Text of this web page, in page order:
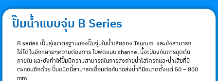
ปั๊มน้ำแบบจุ่ม B Series
B series เป็นรุ่นมาตรฐานของปั๊มจุ่มในน้ำเสียของ Tsurumi และยังสามารถ
ใช้ได้ในอีกหลายๆความต้องการ ใบพัดแบบ channel นี้จะป้องกันการอุดตัน
ภายใน และยังทำให้ปั๊มมีความสามารถในการส่งถ่ายน้ำโสโครกและน้ำเสียที่มี
ตะกอนอีกด้วย ปั้มชนิดนี้สามารถเชื่อมต่อกับท่อส่งน้ำที่มีขนาดตั้งแต่ 50 – 800
mm